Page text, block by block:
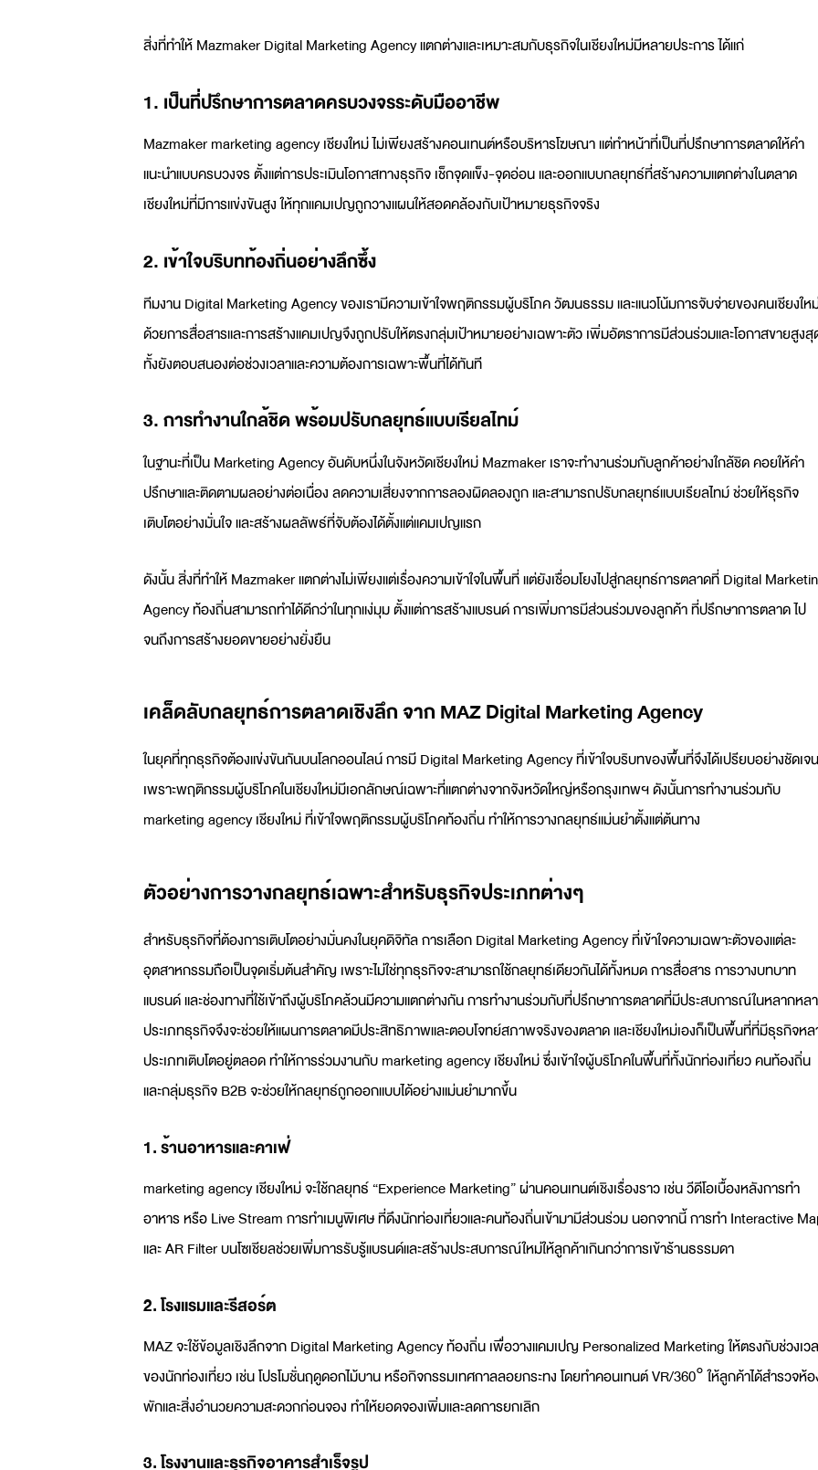
สิ่งที่ทำให้ MazmakerDigital Marketing Agencyแตกต่างและเหมาะสมกับธุรกิจในเชียงใหม่มีหลายประการ ได้แก่
1. เป็นที่ปรึกษาการตลาดครบวงจรระดับมืออาชีพ
Mazmakermarketing agency เชียงใหม่ไม่เพียงสร้างคอนเทนต์หรือบริหารโฆษณา แต่ทำหน้าที่เป็นที่ปรึกษาการตลาดให้คำ
แนะนำแบบครบวงจร ตั้งแต่การประเมินโอกาสทางธุรกิจ เช็กจุดแข็ง-จุดอ่อน และออกแบบกลยุทธ์ที่สร้างความแตกต่างในตลาด
เชียงใหม่ที่มีการแข่งขันสูง ให้ทุกแคมเปญถูกวางแผนให้สอดคล้องกับเป้าหมายธุรกิจจริง
2. เข้าใจบริบทท้องถิ่นอย่างลึกซึ้ง
ทีมงานDigital Marketing Agencyของเรามีความเข้าใจพฤติกรรมผู้บริโภค วัฒนธรรม และแนวโน้มการจับจ่ายของคนเชียงให
ด้วยการสื่อสารและการสร้างแคมเปญจึงถูกปรับให้ตรงกลุ่มเป้าหมายอย่างเฉพาะตัว เพิ่มอัตราการมีส่วนร่วมและโอกาสขายสูง
ทั้งยังตอบสนองต่อช่วงเวลาและความต้องการเฉพาะพื้นที่ได้ทันที
3. การทำงานใกล้ชิด พร้อมปรับกลยุทธ์แบบเรียลไทม์
ในฐานะที่เป็น Marketing Agency อันดับหนึ่งในจังหวัดเชียงใหม่ Mazmaker เราจะทำงานร่วมกับลูกค้าอย่างใกล้ชิด คอยให้คำ
ปรึกษาและติดตามผลอย่างต่อเนื่อง ลดความเสี่ยงจากการลองผิดลองถูก และสามารถปรับกลยุทธ์แบบเรียลไทม์ ช่วยให้ธุรกิจ
เติบโตอย่างมั่นใจ และสร้างผลลัพธ์ที่จับต้องได้ตั้งแต่แคมเปญแรก
ดังนั้น สิ่งที่ทำให้ Mazmaker แตกต่างไม่เพียงแต่เรื่องความเข้าใจในพื้นที่ แต่ยังเชื่อมโยงไปสู่กลยุทธ์การตลาดที่Digital
Agencyท้องถิ่นสามารถทำได้ดีกว่าในทุกแง่มุม ตั้งแต่การสร้างแบรนด์ การเพิ่มการมีส่วนร่วมของลูกค้าที่ปรึกษาการตลาดไป
จนถึงการสร้างยอดขายอย่างยั่งยืน
เคล็ดลับกลยุทธ์การตลาดเชิงลึก จาก MAZ Digital Marketing Agency
ในยุคที่ทุกธุรกิจต้องแข่งขันกันบนโลกออนไลน์ การมีDigital Marketing Agencyที่เข้าใจบริบทของพื้นที่จึงได้เปรียบอย่างชัดเจน
เพราะพฤติกรรมผู้บริโภคในเชียงใหม่มีเอกลักษณ์เฉพาะที่แตกต่างจากจังหวัดใหญ่หรือกรุงเทพฯ ดังนั้นการทำงานร่วมกับ
marketing agency เชียงใหม่ที่เข้าใจพฤติกรรมผู้บริโภคท้องถิ่น ทำให้การวางกลยุทธ์แม่นยำตั้งแต่ต้นทาง
ตัวอย่างการวางกลยุทธ์เฉพาะสำหรับธุรกิจประเภทต่างๆ
สำหรับธุรกิจที่ต้องการเติบโตอย่างมั่นคงในยุคดิจิทัล การเลือกDigital Marketing Agencyที่เข้าใจความเฉพาะตัวของแต่ละ
อุตสาหกรรมถือเป็นจุดเริ่มต้นสำคัญ เพราะไม่ใช่ทุกธุรกิจจะสามารถใช้กลยุทธ์เดียวกันได้ทั้งหมด การสื่อสาร การวางบทบาท
แบรนด์ และช่องทางที่ใช้เข้าถึงผู้บริโภคล้วนมีความแตกต่างกัน การทำงานร่วมกับที่ปรึกษาการตลาดที่มีประสบการณ์ในหลากหล
ประเภทธุรกิจจึงจะช่วยให้แผนการตลาดมีประสิทธิภาพและตอบโจทย์สภาพจริงของตลาด และเชียงใหม่เองก็เป็นพื้นที่ที่มีธุรกิจห
ประเภทเติบโตอยู่ตลอด ทำให้การร่วมงานกับmarketing agencyเชียงใหม่ซึ่งเข้าใจผู้บริโภคในพื้นที่ทั้งนักท่องเที่ยว คนท้องถิ่น
และกลุ่มธุรกิจ B2B จะช่วยให้กลยุทธ์ถูกออกแบบได้อย่างแม่นยำมากขึ้น
1. ร้านอาหารและคาเฟ่
marketing agency เชียงใหม่จะใช้กลยุทธ์ “Experience Marketing” ผ่านคอนเทนต์เชิงเรื่องราว เช่น วีดีโอเบื้องหลังการทำ
อาหาร หรือ Live Stream การทำเมนูพิเศษ ที่ดึงนักท่องเที่ยวและคนท้องถิ่นเข้ามามีส่วนร่วม นอกจากนี้ การทำ Interactive
และ AR Filter บนโซเชียลช่วยเพิ่มการรับรู้แบรนด์และสร้างประสบการณ์ใหม่ให้ลูกค้าเกินกว่าการเข้าร้านธรรมดา
2. โรงแรมและรีสอร์ต
MAZ จะใช้ข้อมูลเชิงลึกจากDigital Marketing Agencyท้องถิ่น เพื่อวางแคมเปญ Personalized Marketing ให้ตรงกับช่วงเว
ของนักท่องเที่ยว เช่น โปรโมชั่นฤดูดอกไม้บาน หรือกิจกรรมเทศกาลลอยกระทง โดยทำคอนเทนต์ VR/360° ให้ลูกค้าได้สำรวจห้อ
พักและสิ่งอำนวยความสะดวกก่อนจอง ทำให้ยอดจองเพิ่มและลดการยกเลิก
3. โรงงานและธุรกิจอาคารสำเร็จรูป